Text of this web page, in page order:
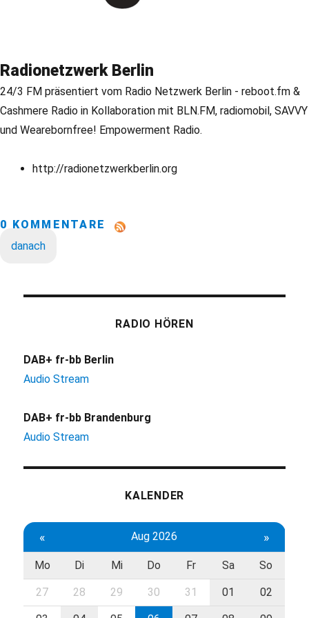
Radionetzwerk Berlin
24/3 FM präsentiert vom Radio Netzwerk Berlin - reboot.fm &
Cashmere Radio in Kollaboration mit BLN.FM, radiomobil, SAVVY
und Wearebornfree! Empowerment Radio.
http://radionetzwerkberlin.org
0 KOMMENTARE
danach
RADIO HÖREN
DAB+ fr-bb Berlin
Audio Stream
DAB+ fr-bb Brandenburg
Audio Stream
KALENDER
« Aug 2026 »
Mo Di Mi Do Fr Sa So
27 28 29 30 31 01 02